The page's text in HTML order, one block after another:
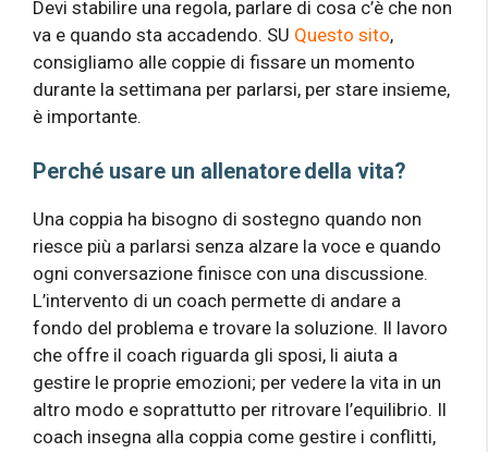
Devi stabilire una regola, parlare di cosa c’è che non
va e quando sta accadendo. SU Questo sito,
consigliamo alle coppie di fissare un momento
durante la settimana per parlarsi, per stare insieme,
è importante.
Perché usare un allenatoredella vita?
Una coppia ha bisogno di sostegno quando non
riesce più a parlarsi senza alzare la voce e quando
ogni conversazione finisce con una discussione.
L’intervento di un coach permette di andare a
fondo del problema e trovare la soluzione. Il lavoro
che offre il coach riguarda gli sposi, li aiuta a
gestire le proprie emozioni; per vedere la vita in un
altro modo e soprattutto per ritrovare l’equilibrio. Il
coach insegna alla coppia come gestire i conflitti,